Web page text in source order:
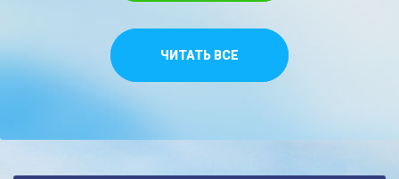
ЧИТАТЬ ВСЕ